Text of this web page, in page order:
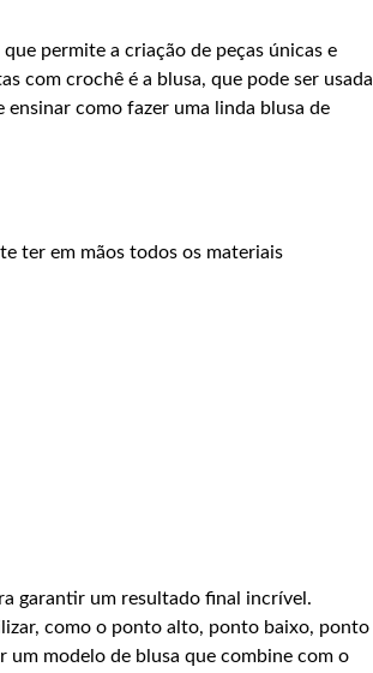
permite a criação de peças únicas e
com crochê é a blusa, que pode ser usada
ensinar como fazer uma linda blusa de
ter em mãos todos os materiais
garantir um resultado final incrível.
como o ponto alto, ponto baixo, ponto
modelo de blusa que combine com o